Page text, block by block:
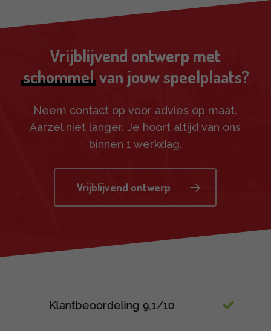
Vrijblijvend ontwerp met
schommel van jouw speelplaats?
Neem contact op voor advies op maat.
Aarzel niet langer. Je hoort altijd van ons
binnen 1 werkdag.
Vrijblijvend ontwerp
Ruim 30 jaar ervaring